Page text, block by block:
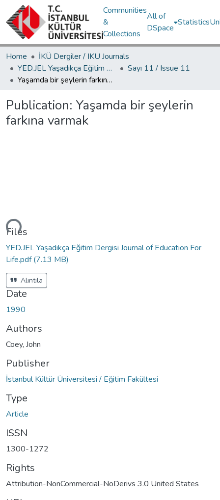
Communities
&
Collections
All of
DSpace
Statistics
Home
İKÜ Dergiler / IKU Journals
YED.JEL Yaşadıkça Eğitim Dergisi / Journal of Education For Life
Sayı 11 / Issue 11
Yaşamda bir şeylerin farkına varmak
Publication: Yaşamda bir şeylerin
farkına varmak
Files
YED.JEL Yaşadıkça Eğitim Dergisi Journal of Education For
Life.pdf(7.13 MB)
Alıntıla
Date
1990
Authors
Coey, John
Publisher
İstanbul Kültür Üniversitesi / Eğitim Fakültesi
Type
Article
ISSN
1300-1272
Rights
Attribution-NonCommercial-NoDerivs 3.0 United States